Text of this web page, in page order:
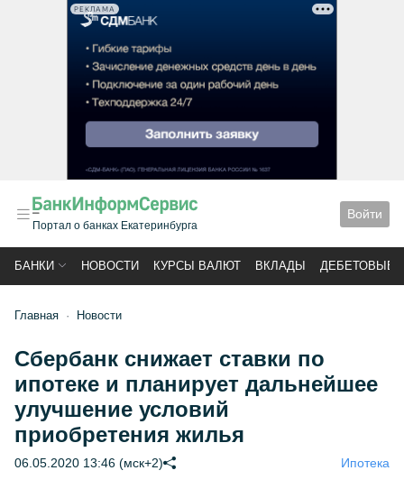
РЕКЛАМА
Портал о банках Екатеринбурга
Войти
БАНКИ НОВОСТИ КУРСЫ ВАЛЮТ ВКЛАДЫ ДЕБЕТОВЫЕ
Главная Новости
Сбербанк снижает ставки по
ипотеке и планирует дальнейшее
улучшение условий
приобретения жилья
06.05.2020 13:46 (мск+2) Ипотека